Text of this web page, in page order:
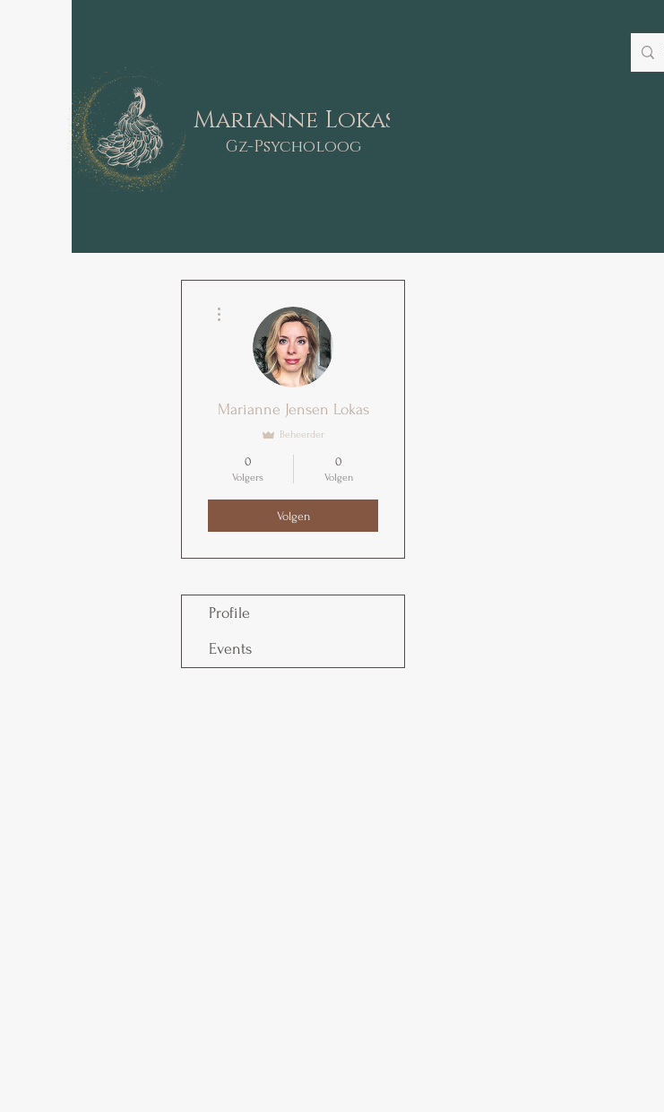
Marianne Lokas
Gz-Psycholoog
Marianne Jensen Lokas
Beheerder
0
Volgers
0
Volgen
Volgen
Profile
Events